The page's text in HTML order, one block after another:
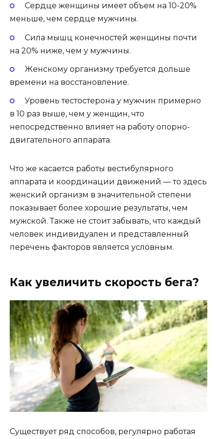
Сердце женщины имеет объем на 10-20%
меньше, чем сердце мужчины.
Сила мышц конечностей женщины почти
на 20% ниже, чем у мужчины.
Женскому организму требуется дольше
времени на восстановление.
Уровень тестостерона у мужчин примерно
в 10 раз выше, чем у женщин, что
непосредственно влияет на работу опорно-
двигательного аппарата.
Что же касается работы вестибулярного
аппарата и координации движений — то здесь
женский организм в значительной степени
показывает более хорошие результаты, чем
мужской. Также не стоит забывать, что каждый
человек индивидуален и представленный
перечень факторов является условным.
Как увеличить скорость бега?
Существует ряд способов, регулярно работая